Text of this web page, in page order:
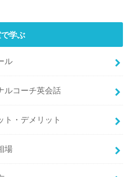
学ぶ
ル
ルコーチ英会話
ト・デメリット
場